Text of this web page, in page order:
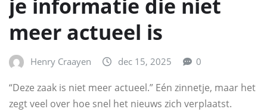
je informatie die niet
meer actueel is
Henry Craayen dec 15, 2025 0
“Deze zaak is niet meer actueel.” Eén zinnetje, maar het
zegt veel over hoe snel het nieuws zich verplaatst.